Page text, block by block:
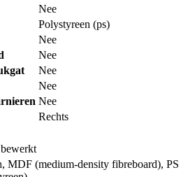
Nee
Polystyreen (ps)
Nee
Nee
Nee
Nee
Nee
Rechts
, MDF (medium-density fibreboard), PS